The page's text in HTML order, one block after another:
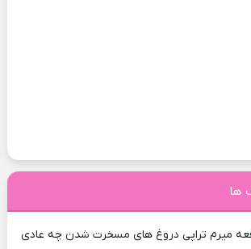
ها
میرم تراپی دروغ‌ های مسخرت شدن چه عادی